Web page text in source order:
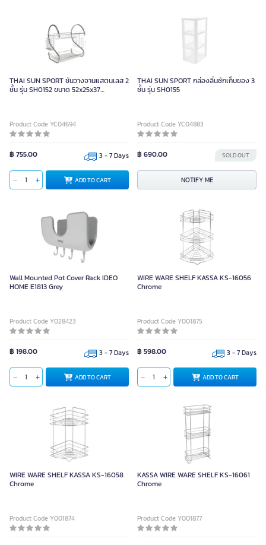
THAI SUN SPORT ชั้นวางจานแสตนเลส 2
ชั้น รุ่น SH0152 ขนาด 52x25x37
Product Code YC04694
฿ 755.00 3 - 7 Days
ADD TO CART
THAI SUN SPORT กล่องลิ้นชักเก็บของ 3
ชั้น รุ่น SH0155
Product Code YC04883
฿ 690.00 SOLD OUT
NOTIFY ME
Wall Mounted Pot Cover Rack IDEO
HOME E1813 Grey
Product Code Y028423
฿ 198.00 3 - 7 Days
ADD TO CART
WIRE WARE SHELF KASSA KS-16056
Chrome
Product Code Y001875
฿ 598.00 3 - 7 Days
ADD TO CART
WIRE WARE SHELF KASSA KS-16058
Chrome
Product Code Y001874
KASSA WIRE WARE SHELF KS-16061
Chrome
Product Code Y001877